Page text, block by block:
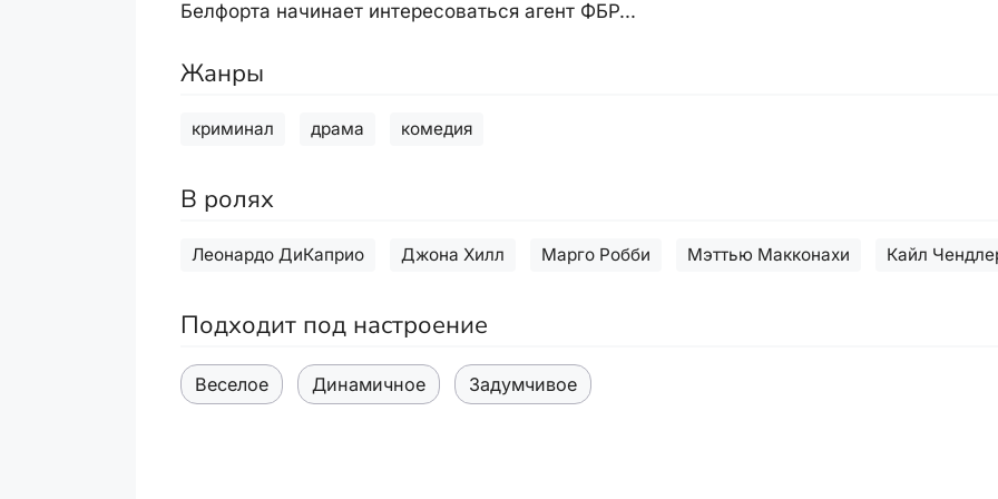
Белфорта начинает интересоваться агент ФБР...
Жанры
криминал драма комедия
В ролях
Леонардо ДиКаприо Джона Хилл Марго Робби Мэттью Макконахи Кайл
Подходит под настроение
Веселое Динамичное Задумчивое